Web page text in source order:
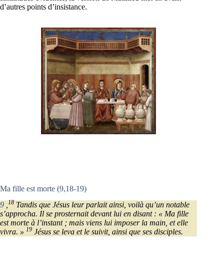
d’autres points d’insistance.
Ma fille est morte (9,18-19)
9 18 Tandis que Jésus leur parlait ainsi, voilà qu’un notable
s’approcha. Il se prosternait devant lui en disant : « Ma fille
est morte à l’instant ; mais viens lui imposer la main, et elle
vivra. » 19 Jésus se leva et le suivit, ainsi que ses disciples.